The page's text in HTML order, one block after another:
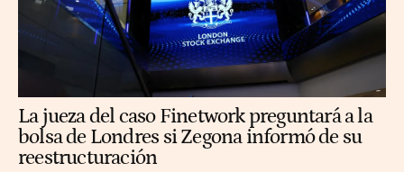
La jueza del caso Finetwork preguntará a la
bolsa de Londres si Zegona informó de su
reestructuración